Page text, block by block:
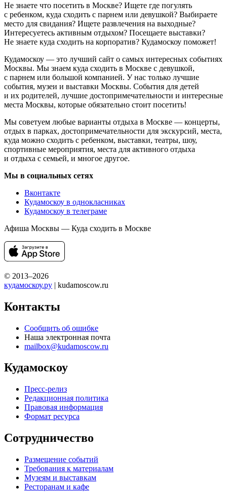
Не знаете что посетить в Москве? Ищете где погулять
с ребенком, куда сходить с парнем или девушкой? Выбираете
место для свидания? Ищете развлечения на выходные?
Интересуетесь активным отдыхом? Посещаете выставки?
Не знаете куда сходить на корпоратив? Кудамоскоу поможет!
Кудамоскоу — это лучший сайт о самых интересных событиях
Москвы. Мы знаем куда сходить в Москве с девушкой,
с парнем или большой компанией. У нас только лучшие
события, музеи и выставки Москвы. События для детей
и их родителей, лучшие достопримечательности и интересные
места Москвы, которые обязательно стоит посетить!
Мы советуем любые варианты отдыха в Москве — концерты,
отдых в парках, достопримечательности для экскурсий, места,
куда можно сходить с ребенком, выставки, театры, шоу,
спортивные мероприятия, места для активного отдыха
и отдыха с семьей, и многое другое.
Мы в социальных сетях
Вконтакте
Кудамоскоу в однокласниках
Кудамоскоу в телеграме
Афиша Москвы — Куда сходить в Москве
© 2013–2026
кудамоскоу.ру | kudamoscow.ru
Контакты
Сообщить об ошибке
Наша электронная почта
mailbox@kudamoscow.ru
Кудамоскоу
Пресс-релиз
Редакционная политика
Правовая информация
Формат ресурса
Сотрудничество
Размещение событий
Требования к материалам
Музеям и выставкам
Ресторанам и кафе